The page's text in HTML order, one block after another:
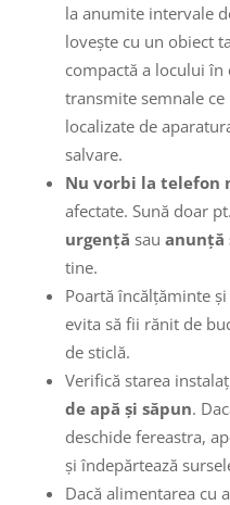
la anumite intervale
lovește cu un obiect
compactă a locului în
transmite semnale
localizate de
salvare.
Nu vorbi la telefon
afectate. Sună doar pt.
urgenţă sau anunță
tine.
Poartă încălţăminte
evita să fii rănit de
de sticlă.
Verifică starea
de apă şi săpun.
deschide fereastra,
și îndepărtează
Dacă alimentarea cu